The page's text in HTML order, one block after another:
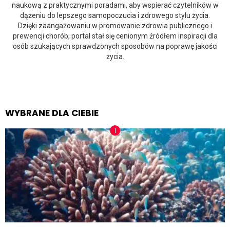
naukową z praktycznymi poradami, aby wspierać czytelników w
dążeniu do lepszego samopoczucia i zdrowego stylu życia.
Dzięki zaangażowaniu w promowanie zdrowia publicznego i
prewencji chorób, portal stał się cenionym źródłem inspiracji dla
osób szukających sprawdzonych sposobów na poprawę jakości
życia.
WYBRANE DLA CIEBIE